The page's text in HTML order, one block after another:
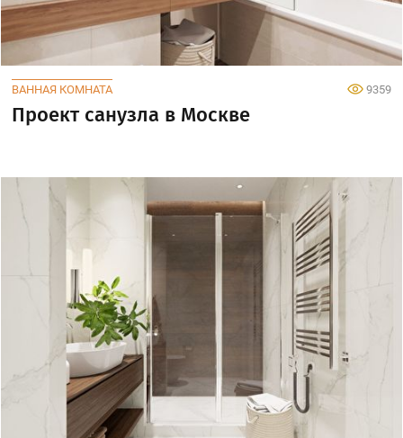
ВАННАЯ КОМНАТА 9359
Проект санузла в Москве